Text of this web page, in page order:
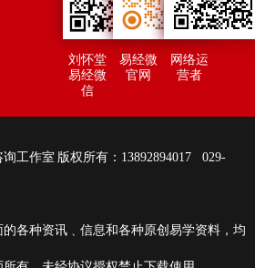
刘怀堂
易经微
信
易经微
官网
网络运
营者
工作室 版权所有：13892894017 029-
各种资讯﹑信息和各种原创易学资料，均